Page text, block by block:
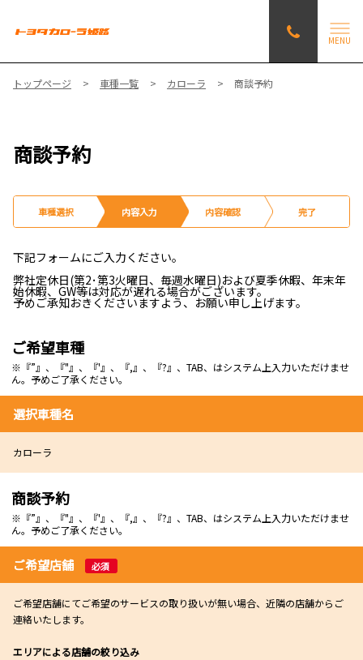
MENU
トップページ 車種一覧 カローラ 商談予約
商談予約
車種選択 内容入力 内容確認 完了
下記フォームにご入力ください。
弊社定休日(第2･第3火曜日、毎週水曜日)および夏季休暇、年末年
始休暇、GW等は対応が遅れる場合がございます。
予めご承知おきくださいますよう、お願い申し上げます。
ご希望車種
※『”』、『"』、『'』、『,』、『?』、TAB、はシステム上入力いただけませ
ん。予めご了承ください。
選択車種名
カローラ
商談予約
※『”』、『"』、『'』、『,』、『?』、TAB、はシステム上入力いただけませ
ん。予めご了承ください。
ご希望店舗 必須
ご希望店舗にてご希望のサービスの取り扱いが無い場合、近隣の店舗からご
連絡いたします。
エリアによる店舗の絞り込み